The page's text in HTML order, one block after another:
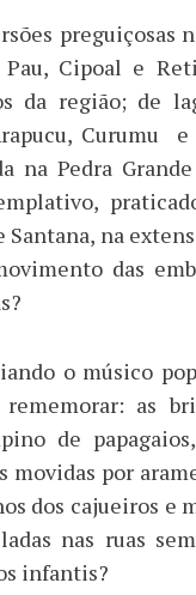
preguiçosas
Pau, Cipoal e
da região; de
Curumu e
na Pedra
na
das
o músico
as
de
movidas por
dos cajueiros e
nas ruas
infantis?